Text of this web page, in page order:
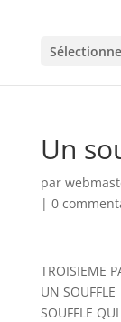
Un
par
| 0
TROISIEME
UN SOUFFLE
SOUFFLE